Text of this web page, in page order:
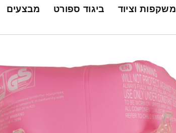
משקפות וציוד ביגוד ספורט מבצעים